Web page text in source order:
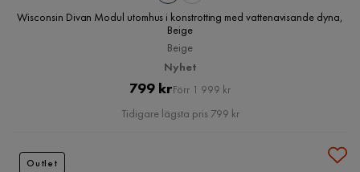
Wisconsin Divan Modul utomhus i konstrotting med vattenavisande dyna,
Beige
Beige
Nyhet
Pris
799 kr Original
Pris
Förr 1 999 kr
Tidigare lägsta pris 799 kr
Outlet